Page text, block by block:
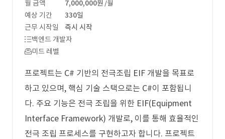
월 금액 7,000,000원 /월
예상 기간
330일
근무 시작일
즉시 시작
백엔드 개발자
미드 레벨
프로젝트는 C# 기반의 전극조립 EIF 개발을 목표로
하고 있으며, 핵심 기술 스택으로는 C#이 포함됩니
다. 주요 기능은 전극 조립을 위한 EIF(Equipment
Interface Framework) 개발로, 이를 통해 효율적인
전극 조립 프로세스를 구현하고자 합니다. 프로젝트